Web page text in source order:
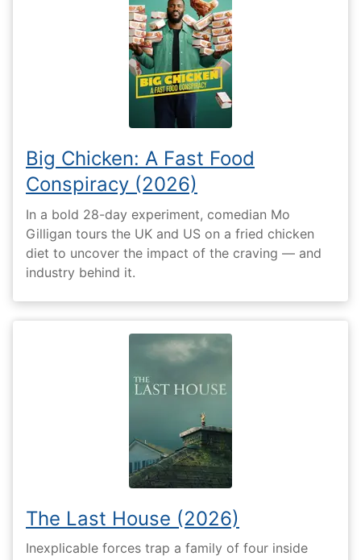
Big Chicken: A Fast Food
Conspiracy (2026)
In a bold 28-day experiment, comedian Mo
Gilligan tours the UK and US on a fried chicken
diet to uncover the impact of the craving — and
industry behind it.
The Last House (2026)
Inexplicable forces trap a family of four inside